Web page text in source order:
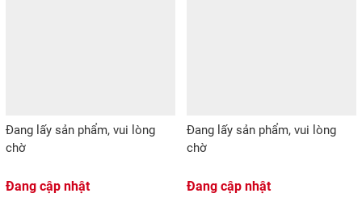
Đang lấy sản phẩm, vui lòng
chờ
Đang cập nhật
Đang lấy sản phẩm, vui lòng
chờ
Đang cập nhật